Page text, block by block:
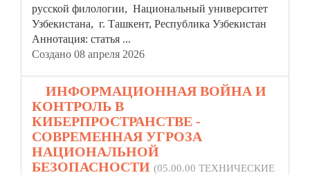
русской филологии, Национальный университет
Узбекистана, г. Ташкент, Республика Узбекистан
Аннотация: статья ...
Создано 08 апреля 2026
ИНФОРМАЦИОННАЯ ВОЙНА И
КОНТРОЛЬ В
КИБЕРПРОСТРАНСТВЕ -
СОВРЕМЕННАЯ УГРОЗА
НАЦИОНАЛЬНОЙ
БЕЗОПАСНОСТИ (05.00.00 ТЕХНИЧЕСКИЕ